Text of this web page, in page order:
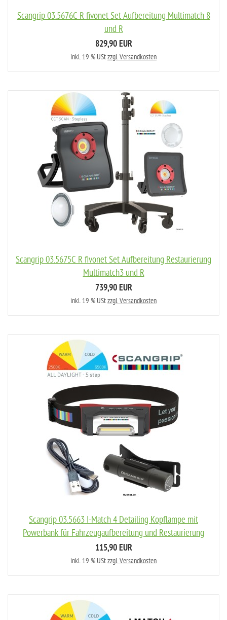
Scangrip 03.5676C R fivonet Set Aufbereitung Multimatch 8
und R
829,90 EUR
inkl. 19 % UStzzgl. Versandkosten
Scangrip 03.5675C R fivonet Set Aufbereitung Restaurierung
Multimatch3 und R
739,90 EUR
inkl. 19 % UStzzgl. Versandkosten
Scangrip 03.5663 I-Match 4 Detailing Kopflampe mit
Powerbank für Fahrzeugaufbereitung und Restaurierung
115,90 EUR
inkl. 19 % UStzzgl. Versandkosten